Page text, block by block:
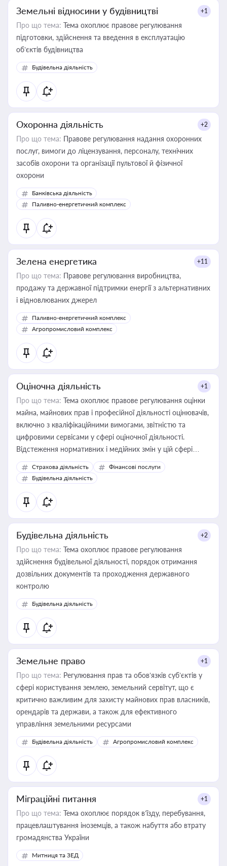
Земельні відносини у будівництві +1
Про що тема: Тема охоплює правове регулювання
підготовки, здійснення та введення в експлуатацію
об’єктів будівництва
Будівельна діяльність
Охоронна діяльність +2
Про що тема: Правове регулювання надання охоронних
послуг, вимоги до ліцензування, персоналу, технічних
засобів охорони та організації пультової й фізичної
охорони
Банківська діяльність
Паливно-енергетичний комплекс
Зелена енергетика +11
Про що тема: Правове регулювання виробництва,
продажу та державної підтримки енергії з альтернативних
і відновлюваних джерел
Паливно-енергетичний комплекс
Агропромисловий комплекс
Оціночна діяльність +1
Про що тема: Тема охоплює правове регулювання оцінки
майна, майнових прав і професійної діяльності оцінювачів,
включно з кваліфікаційними вимогами, звітністю та
цифровими сервісами у сфері оціночної діяльності.
Відстеження нормативних і медійних змін у цій сфері
корисне для власника бізнесу, керівника, юриста або
бухгалтера під час оподаткування, приватизації, оренди
державного майна, корпоративних угод і перевірки
статусу суб'єктів оціночної діяльності
Страхова діяльність
Фінансові послуги
Будівельна діяльність
Будівельна діяльність +2
Про що тема: Тема охоплює правове регулювання
здійснення будівельної діяльності, порядок отримання
дозвільних документів та проходження державного
контролю
Будівельна діяльність
Земельне право +1
Про що тема: Регулювання прав та обов’язків суб’єктів у
сфері користування землею, земельний сервітут, що є
критично важливим для захисту майнових прав власників,
орендарів та держави, а також для ефективного
управління земельними ресурсами
Будівельна діяльність Агропромисловий комплекс
Міграційні питання +1
Про що тема: Тема охоплює порядок в’їзду, перебування,
працевлаштування іноземців, а також набуття або втрату
громадянства України
Митниця та ЗЕД